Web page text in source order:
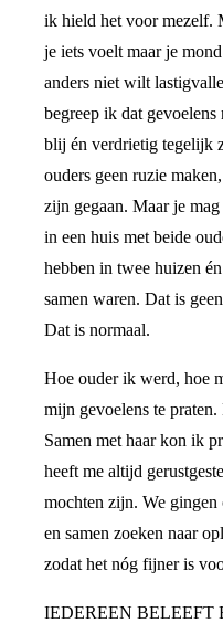
ik hield het voor mezelf.
je iets voelt maar je
anders niet wilt
begreep ik dat
blij én verdrietig tegelijk
ouders geen ruzie
zijn gegaan. Maar je
in een huis met beide
hebben in twee huizen
samen waren. Dat is
Dat is normaal.
Hoe ouder ik werd, hoe
mijn gevoelens te
Samen met haar kon ik
heeft me altijd
mochten zijn. We gingen
en samen zoeken naar
zodat het nóg fijner is
IEDEREEN BELEEFT